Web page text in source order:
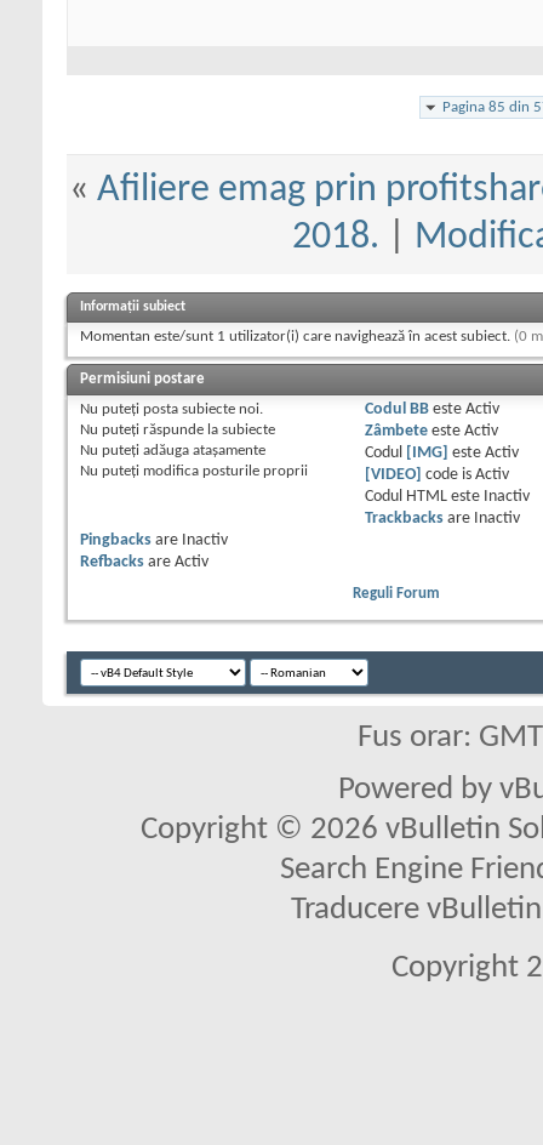
Pagina 85 din
« Afiliere emag prin
2018.
Informații subiect
Momentan este/sunt 1 utilizator(i) care navighează în acest subiect. (0
Permisiuni postare
Nu puteţi posta subiecte noi.
Nu puteţi răspunde la subiecte
Nu puteţi adăuga ataşamente
Nu puteţi modifica posturile proprii
Codul BBeste Activ
Zâmbeteeste Activ
Codul
[IMG] este Activ
[VIDEO] code is Activ
Codul HTML este
Inactiv
Trackbacksare
Inactiv
Pingbacks are
Inactiv
Refbacks are Activ
Reguli Forum
Fus orar:
Powered by
Copyright © 2026 vBulletin
Search Engine
Traducere
Copyright